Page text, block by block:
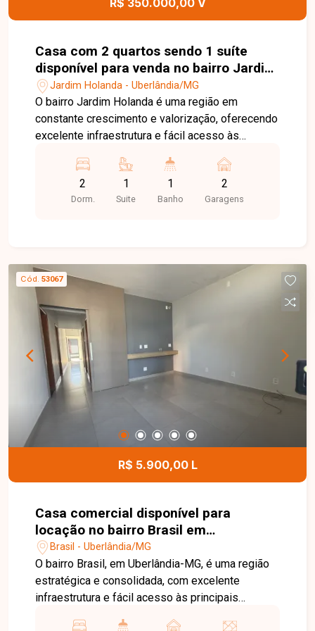
R$ 350.000,00 V
Casa com 2 quartos sendo 1 suíte
disponível para venda no bairro Jardim
Holanda em Uberlândia-MG
Jardim Holanda - Uberlândia/MG
O bairro Jardim Holanda é uma região em
constante crescimento e valorização, oferecendo
excelente infraestrutura e fácil acesso às
supermercados, escolas, farmácias, comércios e
diversos serviços, o bairro proporciona
praticidade, tranquilidade e qualidade de vida
área construída em um terreno de 120 m², com
ambientes bem distribuídos, funcionais e ideais
para quem busca conforto e praticidade no dia a
dia. Entre em contato com a Delta Imóveis e
agende sua visita. Nossa equipe está pronta para
apresentar todos os detalhes deste imóvel e
ajudar você a encontrar o imóvel ideal para morar
ou investir.
2
Dorm.
1
Suite
1
Banho
2
Garagens
Cód. 53067
R$ 5.900,00 L
Casa comercial disponível para
locação no bairro Brasil em
Uberlândia-MG
Brasil - Uberlândia/MG
O bairro Brasil, em Uberlândia-MG, é uma região
estratégica e consolidada, com excelente
infraestrutura e fácil acesso às principais